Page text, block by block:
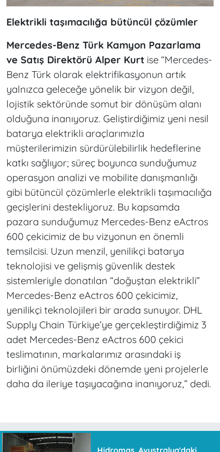
Elektrikli taşımacılığa bütüncül çözümler
Mercedes-Benz Türk Kamyon Pazarlama
ve Satış Direktörü Alper Kurtise “Mercedes-
Benz Türk olarak elektrifikasyonun artık
yalnızca geleceğe yönelik bir vizyon değil,
lojistik sektöründe somut bir dönüşüm alanı
olduğuna inanıyoruz. Geliştirdiğimiz yeni nesil
batarya elektrikli araçlarımızla
müşterilerimizin sürdürülebilirlik hedeflerine
katkı sağlıyor; süreç boyunca sunduğumuz
operasyon analizi ve mobilite danışmanlığı
gibi bütüncül çözümlerle elektrikli taşımacılığa
geçişlerini destekliyoruz. Bu kapsamda
pazara sunduğumuz Mercedes-Benz eActros
600 çekicimiz de bu vizyonun en önemli
temsilcisi. Uzun menzil, yenilikçi batarya
teknolojisi ve gelişmiş güvenlik destek
sistemleriyle donatılan “doğuştan elektrikli”
Mercedes-Benz eActros 600 çekicimiz,
yenilikçi teknolojileri bir arada sunuyor. DHL
Supply Chain Türkiye’ye gerçekleştirdiğimiz 3
adet Mercedes-Benz eActros 600 çekici
teslimatının, markalarımız arasındaki iş
birliğini önümüzdeki dönemde yeni projelerle
daha da ileriye taşıyacağına inanıyoruz,” dedi.
Hidromas, Avustralya'daki